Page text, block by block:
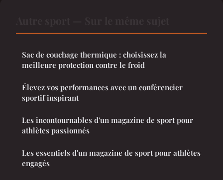
Sac de couchage thermique : choisissez la
meilleure protection contre le froid
Élevez vos performances avec un conférencier
sportif inspirant
Les incontournables d'un magazine de sport pour
athlètes passionnés
Les essentiels d'un magazine de sport pour athlètes
engagés